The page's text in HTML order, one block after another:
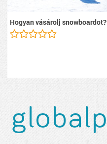
Hogyan vásárolj snowboardot?